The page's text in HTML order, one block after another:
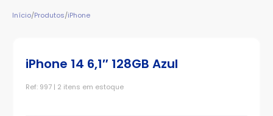
Início/Produtos/iPhone
iPhone 14 6,1″ 128GB Azul
Ref: 997 | 2 itens em estoque